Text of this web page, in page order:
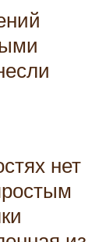
нет